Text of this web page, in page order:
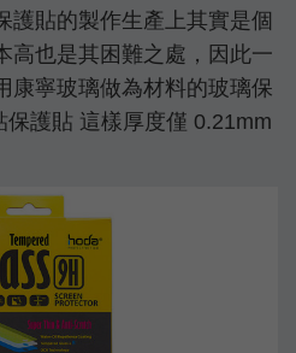
護貼的製作生產上其實是個
高也是其困難之處，因此一
康寧玻璃做為材料的玻璃保
護貼 這樣厚度僅 0.21mm